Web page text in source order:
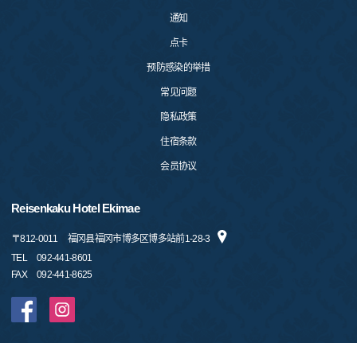
通知
点卡
预防感染的举措
常见问题
隐私政策
住宿条款
会员协议
Reisenkaku Hotel Ekimae
〒812-0011
福冈县福冈市博多区博多站前1-28-3
TEL
092-441-8601
FAX
092-441-8625